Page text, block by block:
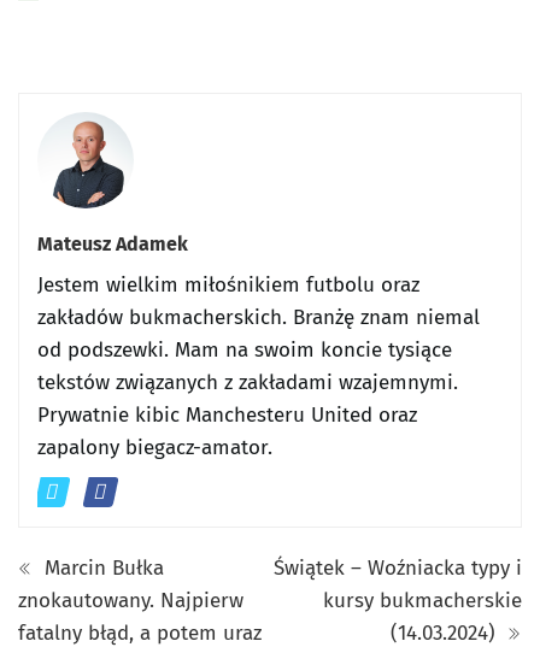
Mateusz Adamek
Jestem wielkim miłośnikiem futbolu oraz
zakładów bukmacherskich. Branżę znam niemal
od podszewki. Mam na swoim koncie tysiące
tekstów związanych z zakładami wzajemnymi.
Prywatnie kibic Manchesteru United oraz
zapalony biegacz-amator.
Marcin Bułka
znokautowany. Najpierw
fatalny błąd, a potem uraz
Świątek – Woźniacka typy i
kursy bukmacherskie
(14.03.2024)